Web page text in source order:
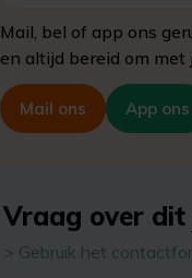
Mail, bel of app ons
en altijd bereid om met
Mail ons App ons
Vraag over dit
> Gebruik het